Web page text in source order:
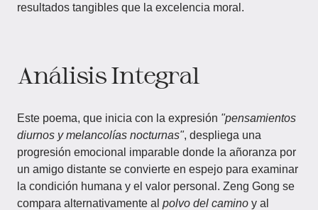
resultados tangibles que la excelencia moral.
Análisis Integral
Este poema, que inicia con la expresión "pensamientos
diurnos y melancolías nocturnas", despliega una
progresión emocional imparable donde la añoranza por
un amigo distante se convierte en espejo para examinar
la condición humana y el valor personal. Zeng Gong se
compara alternativamente al polvo del camino y al